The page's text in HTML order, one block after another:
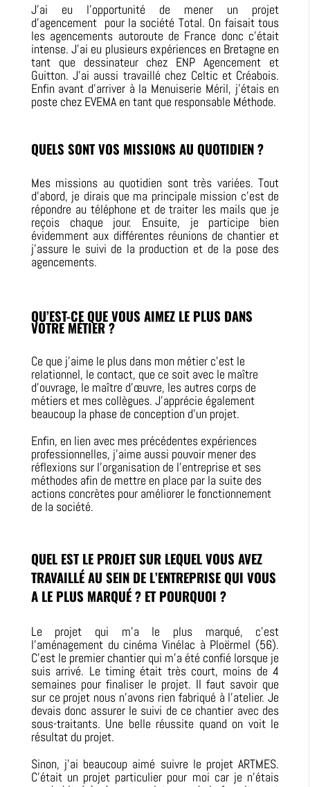
J’ai eu l’opportunité de mener un projet
d’agencement pour la société Total. On faisait tous
les agencements autoroute de France donc c’était
intense. J’ai eu plusieurs expériences en Bretagne en
tant que dessinateur chez ENP Agencement et
Guitton. J’ai aussi travaillé chez Celtic et Créabois.
Enfin avant d’arriver à la Menuiserie Méril, j’étais en
poste chez EVEMA en tant que responsable Méthode.
QUELS SONT VOS MISSIONS AU QUOTIDIEN ?
Mes missions au quotidien sont très variées. Tout
d’abord, je dirais que ma principale mission c’est de
répondre au téléphone et de traiter les mails que je
reçois chaque jour. Ensuite, je participe bien
évidemment aux différentes réunions de chantier et
j’assure le suivi de la production et de la pose des
agencements.
QU’EST-CE QUE VOUS AIMEZ LE PLUS DANS
VOTRE MÉTIER ?
Ce que j’aime le plus dans mon métier c’est le
relationnel, le contact, que ce soit avec le maître
d’ouvrage, le maître d’œuvre, les autres corps de
métiers et mes collègues. J’apprécie également
beaucoup la phase de conception d’un projet.
Enfin, en lien avec mes précédentes expériences
professionnelles, j’aime aussi pouvoir mener des
réflexions sur l’organisation de l’entreprise et ses
méthodes afin de mettre en place par la suite des
actions concrètes pour améliorer le fonctionnement
de la société.
QUEL EST LE PROJET SUR LEQUEL VOUS AVEZ
TRAVAILLÉ AU SEIN DE L’ENTREPRISE QUI VOUS
A LE PLUS MARQUÉ ? ET POURQUOI ?
Le projet qui m’a le plus marqué, c’est
l’aménagement du cinéma Vinélac à Ploërmel (56).
C’est le premier chantier qui m’a été confié lorsque je
suis arrivé. Le timing était très court, moins de 4
semaines pour finaliser le projet. Il faut savoir que
sur ce projet nous n’avons rien fabriqué à l’atelier. Je
devais donc assurer le suivi de ce chantier avec des
sous-traitants. Une belle réussite quand on voit le
résultat du projet.
Sinon, j’ai beaucoup aimé suivre le projet ARTMES.
C’était un projet particulier pour moi car je n’étais